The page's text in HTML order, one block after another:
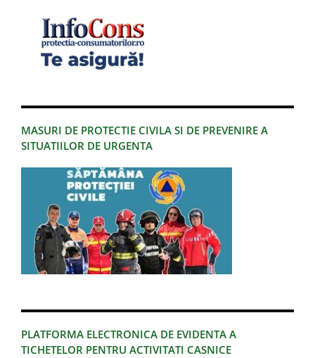
MASURI DE PROTECTIE CIVILA SI DE PREVENIRE A
SITUATIILOR DE URGENTA
PLATFORMA ELECTRONICA DE EVIDENTA A
TICHETELOR PENTRU ACTIVITATI CASNICE